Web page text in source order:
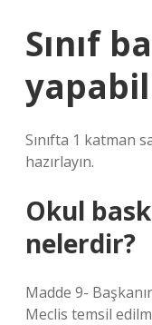
Sınıf
Sınıfta 1 katman
hazırlayın.
Okul
nelerdir?
Madde 9-
Meclis temsil